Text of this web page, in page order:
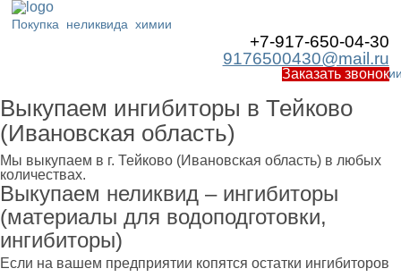
Покупка неликвида химии
+7-917-650-04-30
9176500430@mail.ru
Работаем по
Заказать звонок
Выкупаем ингибиторы в Тейково
(Ивановская область)
Мы выкупаем в г. Тейково (Ивановская область) в любых
количествах.
Выкупаем неликвид – ингибиторы
(материалы для водоподготовки,
ингибиторы)
Если на вашем предприятии копятся остатки ингибиторов